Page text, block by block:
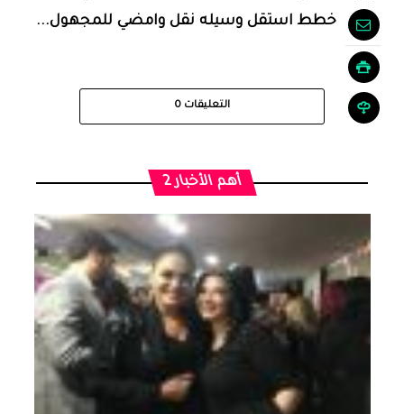
خطط استقل وسيله نقل وامضي للمجهول...
التعليقات 0
أهم الأخبار 2